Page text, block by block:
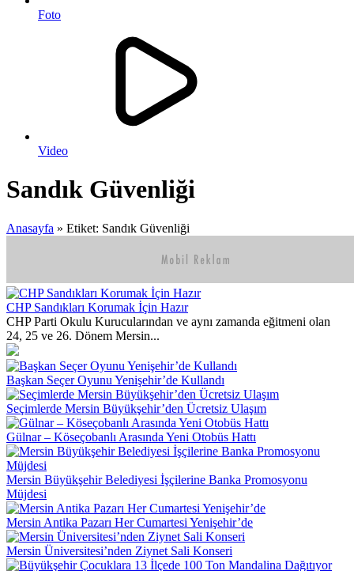
Foto
Video
Sandık Güvenliği
Anasayfa » Etiket: Sandık Güvenliği
CHP Sandıkları Korumak İçin Hazır
CHP Parti Okulu Kurucularından ve aynı zamanda eğitmeni olan
24, 25 ve 26. Dönem Mersin...
Başkan Seçer Oyunu Yenişehir’de Kullandı
Seçimlerde Mersin Büyükşehir’den Ücretsiz Ulaşım
Gülnar – Köseçobanlı Arasında Yeni Otobüs Hattı
Mersin Büyükşehir Belediyesi İşçilerine Banka Promosyonu
Müjdesi
Mersin Antika Pazarı Her Cumartesi Yenişehir’de
Mersin Üniversitesi’nden Ziynet Sali Konseri